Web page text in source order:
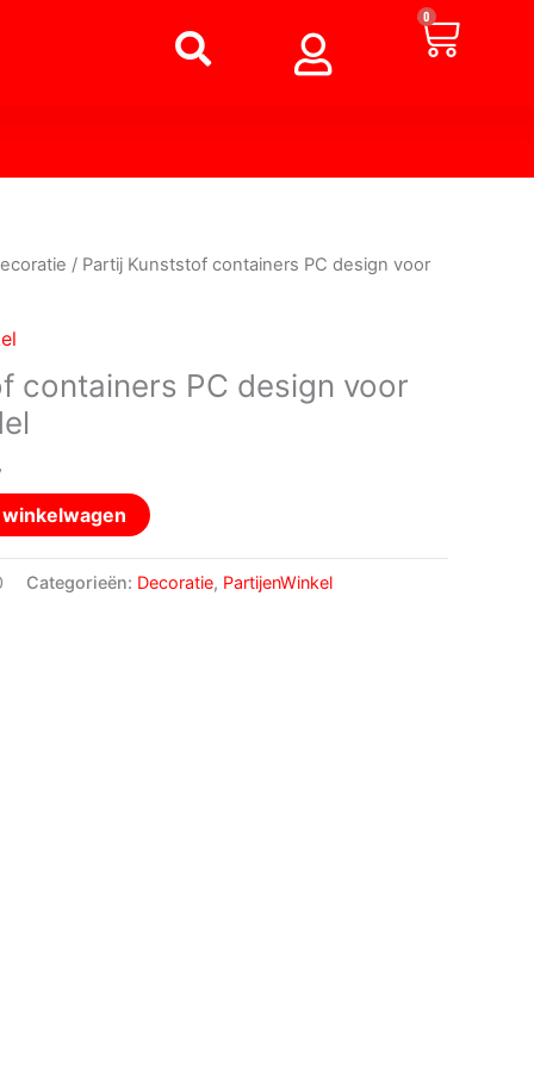
0
/ Partij Kunststof containers PC design voor
containers PC design voor
winkelwagen
Categorieën: Decoratie, PartijenWinkel